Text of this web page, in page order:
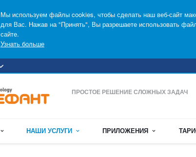
Мы используем файлы cookies, чтобы сделать наш веб-сайт
для Вас. Нажав на "Принять", Вы разрешаете использовать
сайте.
Узнать больше
ПРОСТОЕ РЕШЕНИЕ СЛОЖНЫХ ЗАДАЧ
НАШИ УСЛУГИ ПРИЛОЖЕНИЯ